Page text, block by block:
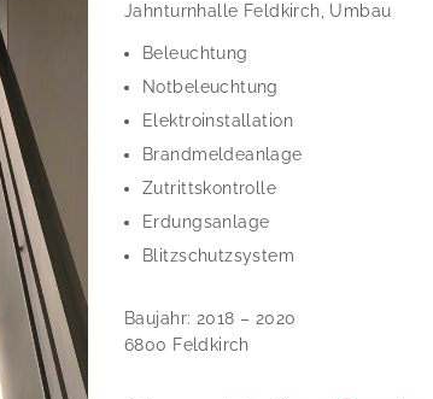
Jahnturnhalle Feldkirch, Umbau
Beleuchtung
Notbeleuchtung
Elektroinstallation
Brandmeldeanlage
Zutrittskontrolle
Erdungsanlage
Blitzschutzsystem
Baujahr: 2018 – 2020
6800 Feldkirch